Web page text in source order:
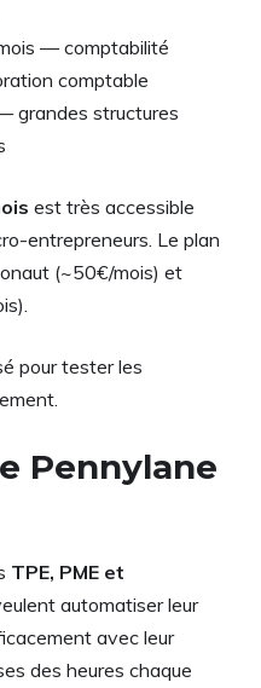
— comptabilité
comptable
grandes structures
est très accessible
entrepreneurs. Le plan
(~50€/mois) et
pour tester les
Pennylane
TPE, PME et
automatiser leur
avec leur
des heures chaque